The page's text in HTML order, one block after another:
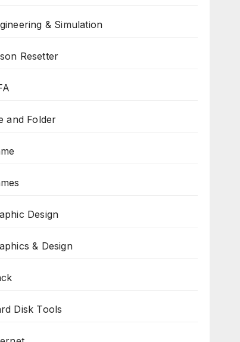
& Simulation
Resetter
and Folder
Design
& Design
Disk Tools